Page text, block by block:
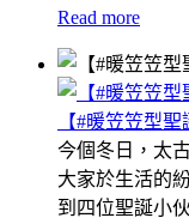
Read more
【#暖笠笠型
今個冬日，太
大家於生活的
到四位聖誕小